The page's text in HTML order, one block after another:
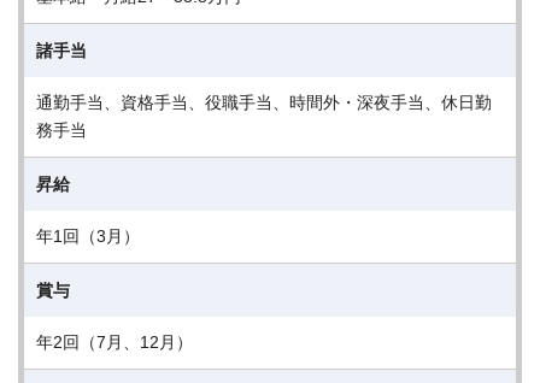
諸手当
通勤手当、資格手当、役職手当、時間外・深夜手当、休日勤
務手当
昇給
年1回（3月）
賞与
年2回（7月、12月）